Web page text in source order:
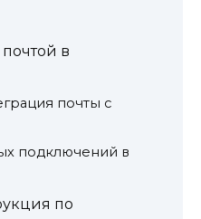
в
почты с
подключений в
по